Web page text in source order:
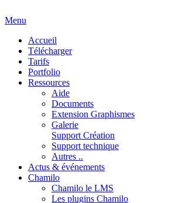
Menu
Accueil
Télécharger
Tarifs
Portfolio
Ressources
Aide
Documents
Extension Graphismes
Galerie
Support Création
Support technique
Autres ..
Actus & événements
Chamilo
Chamilo le LMS
Les plugins Chamilo